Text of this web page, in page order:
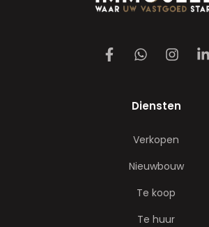
Diensten
Verkopen
Nieuwbouw
Te koop
Te huur